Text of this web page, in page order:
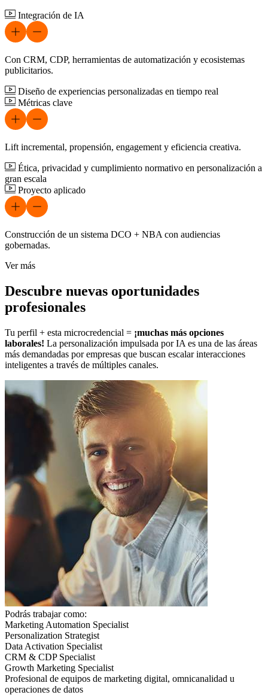
Integración de IA
Con CRM, CDP, herramientas de automatización y ecosistemas
publicitarios.
Diseño de experiencias personalizadas en tiempo real
Métricas clave
Lift incremental, propensión, engagement y eficiencia creativa.
Ética, privacidad y cumplimiento normativo en personalización a
gran escala
Proyecto aplicado
Construcción de un sistema DCO + NBA con audiencias
gobernadas.
Ver más
Descubre nuevas oportunidades
profesionales
Tu perfil + esta microcredencial = ¡muchas más opciones
laborales! La personalización impulsada por IA es una de las áreas
más demandadas por empresas que buscan escalar interacciones
inteligentes a través de múltiples canales.
Podrás trabajar como:
Marketing Automation Specialist
Personalization Strategist
Data Activation Specialist
CRM & CDP Specialist
Growth Marketing Specialist
Profesional de equipos de marketing digital, omnicanalidad u
operaciones de datos